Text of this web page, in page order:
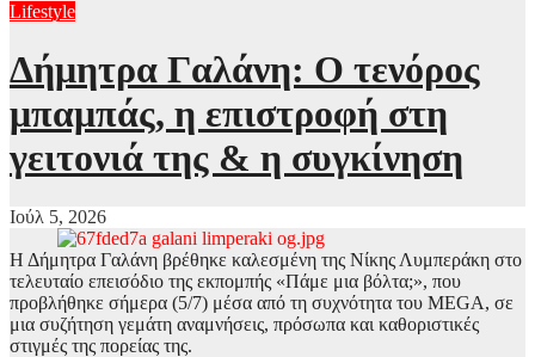
Lifestyle
Δήμητρα Γαλάνη: Ο τενόρος
μπαμπάς, η επιστροφή στη
γειτονιά της & η συγκίνηση
Ιούλ 5, 2026
Η Δήμητρα Γαλάνη βρέθηκε καλεσμένη της Νίκης Λυμπεράκη στο
τελευταίο επεισόδιο της εκπομπής «Πάμε μια βόλτα;», που
προβλήθηκε σήμερα (5/7) μέσα από τη συχνότητα του MEGA, σε
μια συζήτηση γεμάτη αναμνήσεις, πρόσωπα και καθοριστικές
στιγμές της πορείας της.